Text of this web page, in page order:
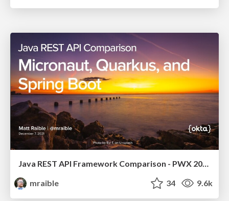
Java REST API Framework Comparison - PWX 2021
mraible
34 9.6k